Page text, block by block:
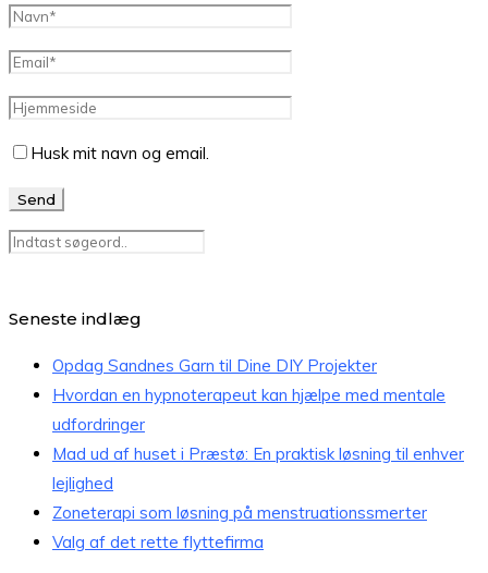
Husk mit navn og email.
Seneste indlæg
Opdag Sandnes Garn til Dine DIY Projekter
Hvordan en hypnoterapeut kan hjælpe med mentale
udfordringer
Mad ud af huset i Præstø: En praktisk løsning til enhver
lejlighed
Zoneterapi som løsning på menstruationssmerter
Valg af det rette flyttefirma